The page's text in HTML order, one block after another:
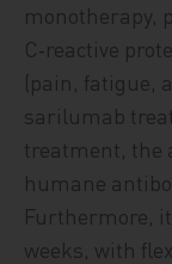
monotherapy,
C‑reactive
(pain, fatigue,
sarilumab
treatment, the
humane
Furthermore,
weeks, with